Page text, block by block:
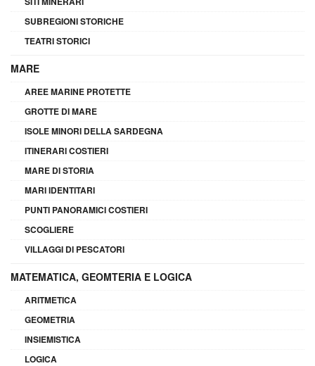
SUBREGIONI STORICHE
TEATRI STORICI
MARE
AREE MARINE PROTETTE
GROTTE DI MARE
ISOLE MINORI DELLA SARDEGNA
ITINERARI COSTIERI
MARE DI STORIA
MARI IDENTITARI
PUNTI PANORAMICI COSTIERI
SCOGLIERE
VILLAGGI DI PESCATORI
MATEMATICA, GEOMTERIA E LOGICA
ARITMETICA
GEOMETRIA
INSIEMISTICA
LOGICA